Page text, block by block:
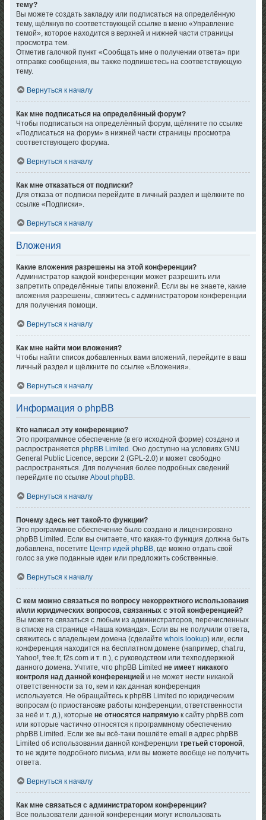
тему?
Вы можете создать закладку или подписаться на определённую
тему, щёлкнув по соответствующей ссылке в меню «Управление
темой», которое находится в верхней и нижней части страницы
просмотра тем.
Отметив галочкой пункт «Сообщать мне о получении ответа» при
отправке сообщения, вы также подпишетесь на соответствующую
тему.
Вернуться к началу
Как мне подписаться на определённый форум?
Чтобы подписаться на определённый форум, щёлкните по ссылке
«Подписаться на форум» в нижней части страницы просмотра
соответствующего форума.
Вернуться к началу
Как мне отказаться от подписки?
Для отказа от подписки перейдите в личный раздел и щёлкните по
ссылке «Подписки».
Вернуться к началу
Вложения
Какие вложения разрешены на этой конференции?
Администратор каждой конференции может разрешить или
запретить определённые типы вложений. Если вы не знаете, какие
вложения разрешены, свяжитесь с администратором конференции
для получения помощи.
Вернуться к началу
Как мне найти мои вложения?
Чтобы найти список добавленных вами вложений, перейдите в ваш
личный раздел и щёлкните по ссылке «Вложения».
Вернуться к началу
Информация о phpBB
Кто написал эту конференцию?
Это программное обеспечение (в его исходной форме) создано и
распространяетсяphpBB Limited . Оно доступно на условиях GNU
General Public Licence, версии 2 (GPL-2.0) и может свободно
распространяться. Для получения более подробных сведений
перейдите по ссылкеAbout phpBB.
Вернуться к началу
Почему здесь нет такой-то функции?
Это программное обеспечение было создано и лицензировано
phpBB Limited. Если вы считаете, что какая-то функция должна быть
добавлена, посетите Центр идей phpBB, где можно отдать свой
голос за уже поданные идеи или предложить собственные.
Вернуться к началу
С кем можно связаться по вопросу некорректного использования
и/или юридических вопросов, связанных с этой конференцией?
Вы можете связаться с любым из администраторов, перечисленных
в списке на странице «Наша команда». Если вы не получили ответа,
свяжитесь с владельцем домена (сделайтеwhois lookup) или, если
конференция находится на бесплатном домене (например, chat.ru,
Yahoo!, free.fr, f2s.com и т. п.), с руководством или техподдержкой
данного домена. Учтите, что phpBB Limitedне имеет никакого
контроля над данной конференцией и не может нести никакой
ответственности за то, кем и как данная конференция
используется. Не обращайтесь к phpBB Limited по юридическим
вопросам (о приостановке работы конференции, ответственности
за неё и т. д.), которыене относятся напрямую к сайту phpBB.com
или которые частично относятся к программному обеспечению
phpBB Limited. Если же вы всё-таки пошлёте email в адрес phpBB
Limited об использовании данной конференциитретьей стороной,
то не ждите подробного письма, или вы можете вообще не получить
ответа.
Вернуться к началу
Как мне связаться с администратором конференции?
Все пользователи данной конференции могут использовать